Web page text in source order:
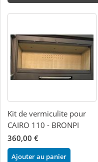
Kit de vermiculite pour
CAIRO 110 - BRONPI
360,00 €
Ajouter au panier